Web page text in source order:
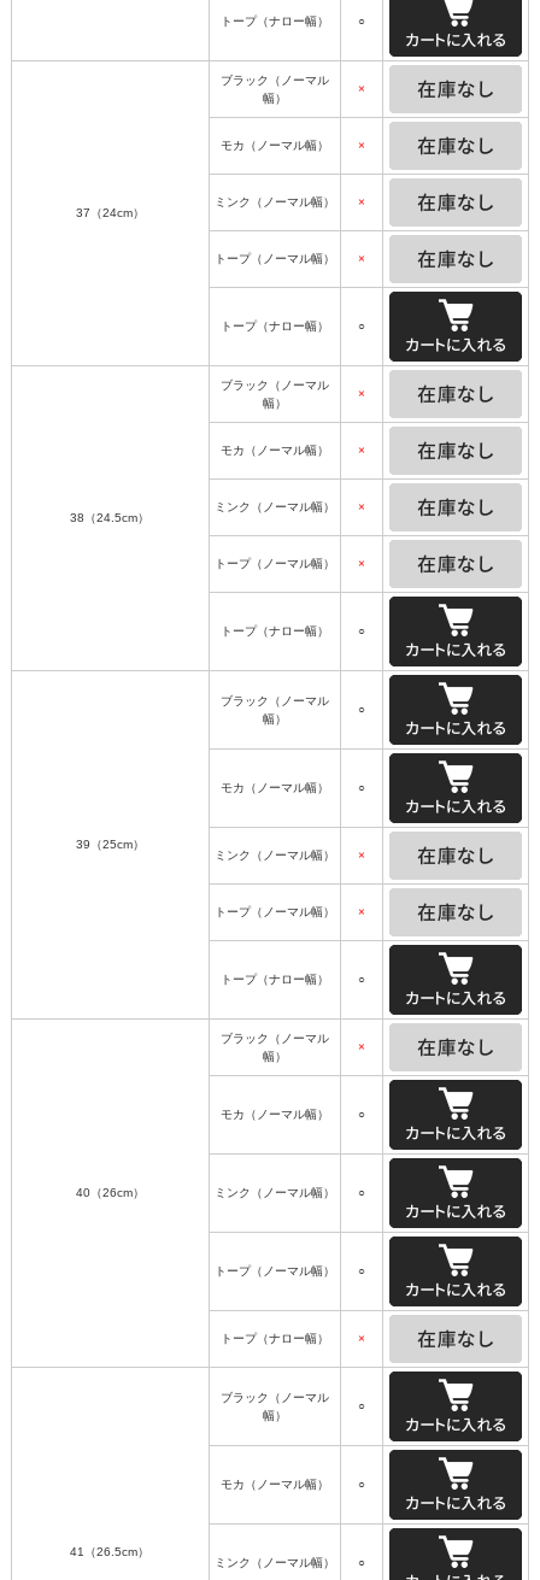
トープ（ナロー幅） ○
37（24cm）
ブラック（ノーマル
幅）
×
モカ（ノーマル幅） ×
ミンク（ノーマル幅） ×
トープ（ノーマル幅） ×
トープ（ナロー幅） ○
38（24.5cm）
ブラック（ノーマル
幅）
×
モカ（ノーマル幅） ×
ミンク（ノーマル幅） ×
トープ（ノーマル幅） ×
トープ（ナロー幅） ○
39（25cm）
ブラック（ノーマル
幅）
○
モカ（ノーマル幅） ○
ミンク（ノーマル幅） ×
トープ（ノーマル幅） ×
トープ（ナロー幅） ○
40（26cm）
ブラック（ノーマル
幅）
×
モカ（ノーマル幅） ○
ミンク（ノーマル幅） ○
トープ（ノーマル幅） ○
トープ（ナロー幅） ×
41（26.5cm）
ブラック（ノーマル
幅）
○
モカ（ノーマル幅） ○
ミンク（ノーマル幅） ○